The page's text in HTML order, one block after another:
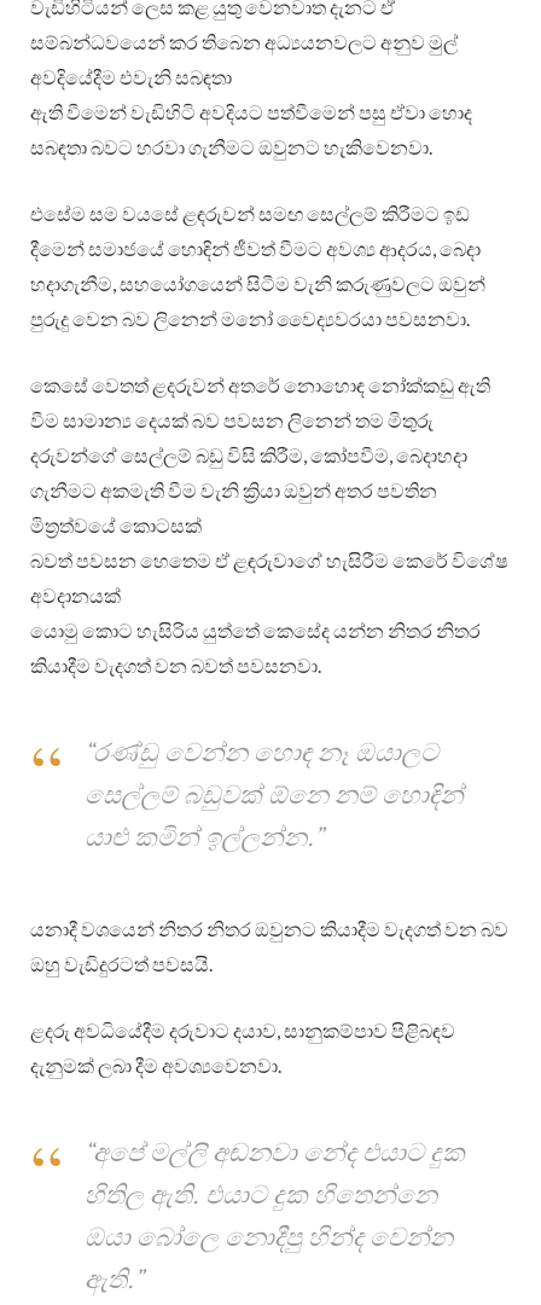
වැඩිහිටියන් ලෙස කළ යුතු වෙනවාත දැනට ඒ
සම්බන්ධවයෙන් කර තිබෙන අධ්‍යයනවලට අනුව මුල්
අවදියේදීම එවැනි සබඳතා
ඇති වීමෙන් වැඩිහිටි අවදියට පත්වීමෙන් පසු ඒවා හොද
සබඳතා බවට හරවා ගැනීමට ඔවුනට හැකිවෙනවා.
එසේම සම වයසේ ළඳරුවන් සමඟ සෙල්ලම් කිරීමට ඉඩ
දීමෙන් සමාජයේ හොඳින් ජීවත් වීමට අවශ්‍ය ආදරය, බෙදා
හදාගැනීම, සහයෝගයෙන් සිටීම වැනි කරුණුවලට ඔවුන්
පුරුදු වෙන බව ලිනෙන් මනෝ වෛද්‍යවරයා පවසනවා.
කෙසේ වෙතත් ළදරුවන් අතරේ නොහොඳ නෝක්කඩු ඇති
වීම සාමාන්‍ය දෙයක් බව පවසන ලිනෙන් තම මිතුරු
දරුවන්ගේ සෙල්ලම් බඩු විසි කිරීම, කෝපවීම, බෙදාහදා
ගැනීමට අකමැති වීම වැනි ක්‍රියා ඔවුන් අතර පවතින
මිත්‍රත්වයේ කොටසක්
බවත් පවසන හෙතෙම ඒ ළඳරුවාගේ හැසිරීම කෙරේ විශේෂ
අවදානයක්
යොමු කොට හැසිරිය යුත්තේ කෙසේද යන්න නිතර නිතර
කියාදීම වැදගත් වන බවත් පවසනවා.
“රණ්ඩු වෙන්න හොඳ නෑ ඔයාලට
සෙල්ලම් බඩුවක් ඕනෙ නම් හොඳින්
යාළු කමින් ඉල්ලන්න.”
යනාදී වශයෙන් නිතර නිතර ඔවුනට කියාදීම වැදගත් වන බව
ඔහු වැඩිදුරටත් පවසයි.
ළදරු අවධියේදීම දරුවාට දයාව, සානුකම්පාව පිළිබඳව
දැනුමක් ලබා දීම අවශ්‍යවෙනවා.
“අපේ මල්ලි අඬනවා නේද එයාට දුක
හිතිල ඇති. එයාට දුක හිතෙන්නෙ
ඔයා බෝලෙ නොදීපු හින්ද වෙන්න
ඇති.”